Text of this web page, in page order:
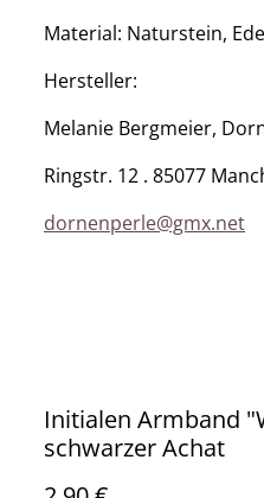
​Material: Naturstein,
​Hersteller:
Melanie Bergmeier,
Ringstr. 12 . 85077
dornenperle@gmx.net
Initialen Armband
schwarzer Achat